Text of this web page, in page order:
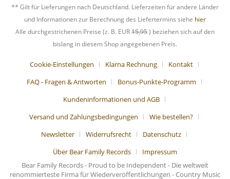
** Gilt für Lieferungen nach Deutschland. Lieferzeiten für andere Länder
und Informationen zur Berechnung des Liefertermins siehe hier
Alle durchgestrichenen Preise (z. B. EUR15,95) beziehen sich auf den
bislang in diesem Shop angegebenen Preis.
Cookie-Einstellungen Klarna Rechnung
Kontakt
FAQ - Fragen & Antworten
Bonus-Punkte-Programm
Kundeninformationen und AGB
Versand und Zahlungsbedingungen
Wie bestellen?
Newsletter
Widerrufsrecht
Datenschutz
Über Bear Family Records
Impressum
Bear Family Records - Proud to be Independent - Die weltweit
renommierteste Firma für Wiederveröffentlichungen - Country Music